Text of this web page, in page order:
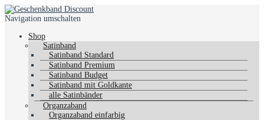
Navigation umschalten
Shop
Satinband
Satinband Standard
Satinband Premium
Satinband Budget
Satinband mit Goldkante
alle Satinbänder
Organzaband
Organzaband einfarbig